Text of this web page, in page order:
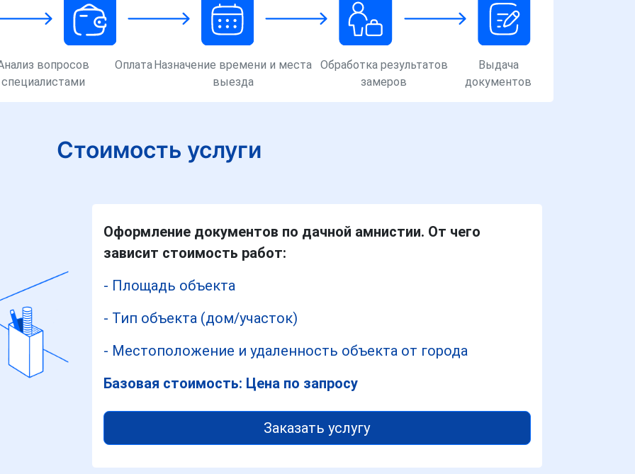
вопросов
специалистами
ОплатаНазначение времени и места
выезда
Обработка результатов
замеров
Выдача
документов
Стоимость услуги
Оформление документов по дачной амнистии. От чего
зависит стоимость работ:
- Площадь объекта
- Тип объекта (дом/участок)
- Местоположение и удаленность объекта от города
Базовая стоимость: Цена по запросу
Заказать услугу